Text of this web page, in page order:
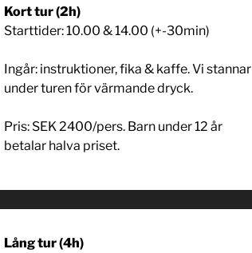
Kort tur (2h)
Starttider: 10.00 & 14.00 (+-30min)
Ingår: instruktioner, fika & kaffe. Vi stannar
under turen för värmande dryck.
Pris: SEK 2400/pers. Barn under 12 år
betalar halva priset.
Lång tur (4h)